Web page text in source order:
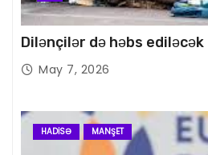
Dilənçilər də həbs ediləcək
May 7, 2026
HADISƏ MANŞET